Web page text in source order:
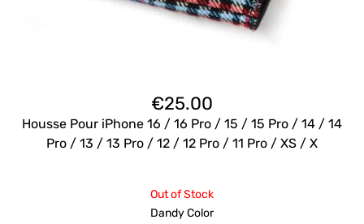
€25.00
Housse Pour iPhone 16 / 16 Pro / 15 / 15 Pro / 14 / 14
Pro / 13 / 13 Pro / 12 / 12 Pro / 11 Pro / XS / X
Out of Stock
Dandy Color